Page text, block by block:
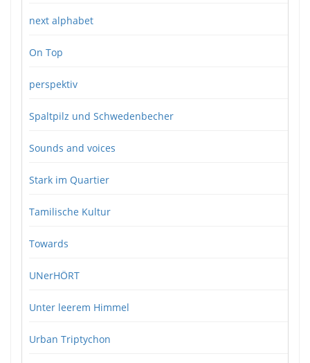
next alphabet
On Top
perspektiv
Spaltpilz und Schwedenbecher
Sounds and voices
Stark im Quartier
Tamilische Kultur
Towards
UNerHÖRT
Unter leerem Himmel
Urban Triptychon